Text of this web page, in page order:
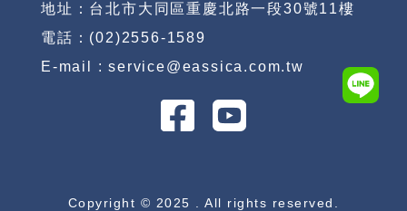
地址：台北市大同區重慶北路一段30號11樓
電話：(02)2556-1589
E-mail : service@eassica.com.tw
Copyright © 2025 . All rights reserved.